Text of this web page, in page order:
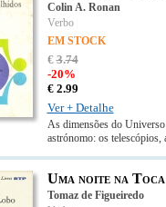
Colin A. Ronan
Verbo
EM STOCK
€3.74
-20%
€ 2.99
Ver + Detalhe
As dimensões do
astrónomo: os
Uma noite na
Tomaz de Figueiredo